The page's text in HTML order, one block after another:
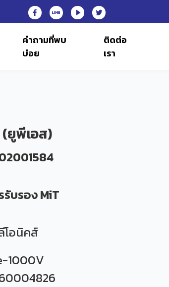
คำถามที่พบ
บ่อย
ติดต่อ
เรา
ยูพีเอส)
รับรอง MiT
โอนิคส์
1000V